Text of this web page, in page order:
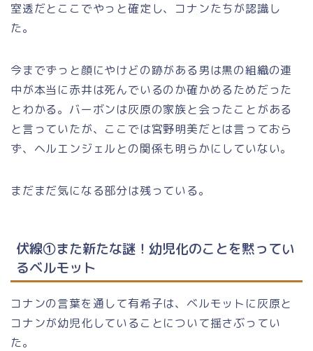
室透だとここでやっと確定し、コナンたちが認識し
た。
今までずっと顔にやけどの跡がある男は黒の組織の連
中が本当に赤井は死んでいるのか確かめるためだった
とわかる。バーボンは灰原の家族と会ったことがある
と言っていたが、ここでは宮野明美だとは言っておら
ず、ヘルエンジェルとの関係も明らかにしていない。
まだまだ気になる部分は残っている。
伏線①また新たな謎！幼児化のことを黙ってい
るベルモット
コナンの言葉を通して有希子は、ベルモットに灰原と
コナンが幼児化していることについて揺さぶってい
た。